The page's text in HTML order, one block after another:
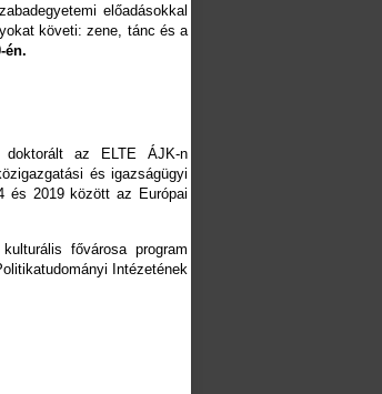
előadásokkal
követi: zene, tánc és a
én.
doktorált az ELTE ÁJK-n
és igazságügyi
és 2019 között az Európai
fővárosa program
Intézetének